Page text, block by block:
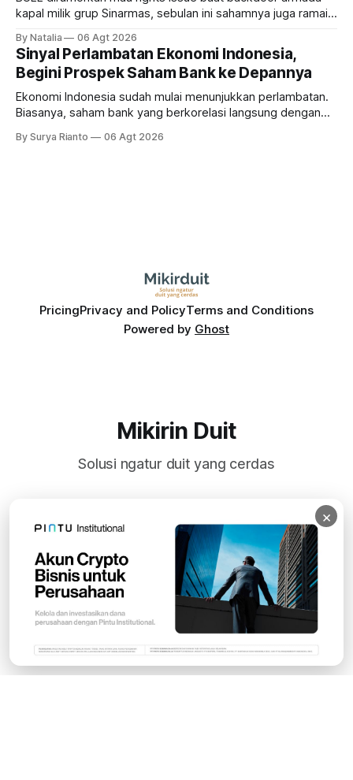
kapal milik grup Sinarmas, sebulan ini sahamnya juga ramai
masih menarik dilirik?
By Natalia 06 Agt 2026
Sinyal Perlambatan Ekonomi Indonesia,
Begini Prospek Saham Bank ke Depannya
Ekonomi Indonesia sudah mulai menunjukkan perlambatan.
Biasanya, saham bank yang berkorelasi langsung dengan
bank ke depannya?
By Surya Rianto 06 Agt 2026
PricingPrivacy and PolicyTerms and Conditions
Powered by Ghost
Mikirin Duit
Solusi ngatur duit yang cerdas
Subscribe
×